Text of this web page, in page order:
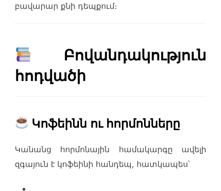
բավարար քնի դեպքում։
Բովանդակություն
հոդվածի
Կոֆեինն ու հորմոնները
Կանանց հորմոնային համակարգը ավելի
զգայուն է կոֆեինի հանդեպ, հատկապես՝